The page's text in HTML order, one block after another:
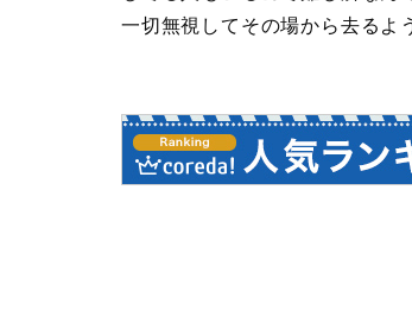
一切無視してその場から去るよ